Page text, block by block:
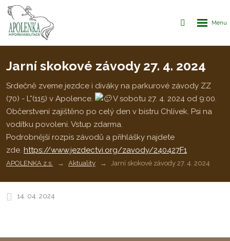
Vyhledávání
Jarní skokové závody 27. 4. 2024
Srdečně zveme jezdce i diváky na parkurové závody ZZ
(70) - L*(115) v Apolence.
V sobotu 27. 4. 2024 od 9:00.
Občerstvení zajištěno po celý den v bistru Chlívek. Psi na
vodítku povoleni. Vstup zdarma.
Podrobnější rozpis závodů a přihlášky najdete
zde. https://www.jezdectvi.org/zavody/240427F1
APOLENKA z.s. Aktuality Jarní skokové závody 27. 4. 2024
14. 04. 2024